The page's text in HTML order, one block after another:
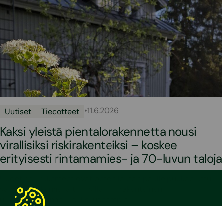
Uutiset Tiedotteet •11.6.2026
Kaksi yleistä pientalorakennetta nousi
virallisiksi riskirakenteiksi – koskee
erityisesti rintamamies- ja 70-luvun taloja
välipohjarakenne ja tiili–villa–tiilirakenteinen
ulkoseinärakenne. Lisäksi useampia…